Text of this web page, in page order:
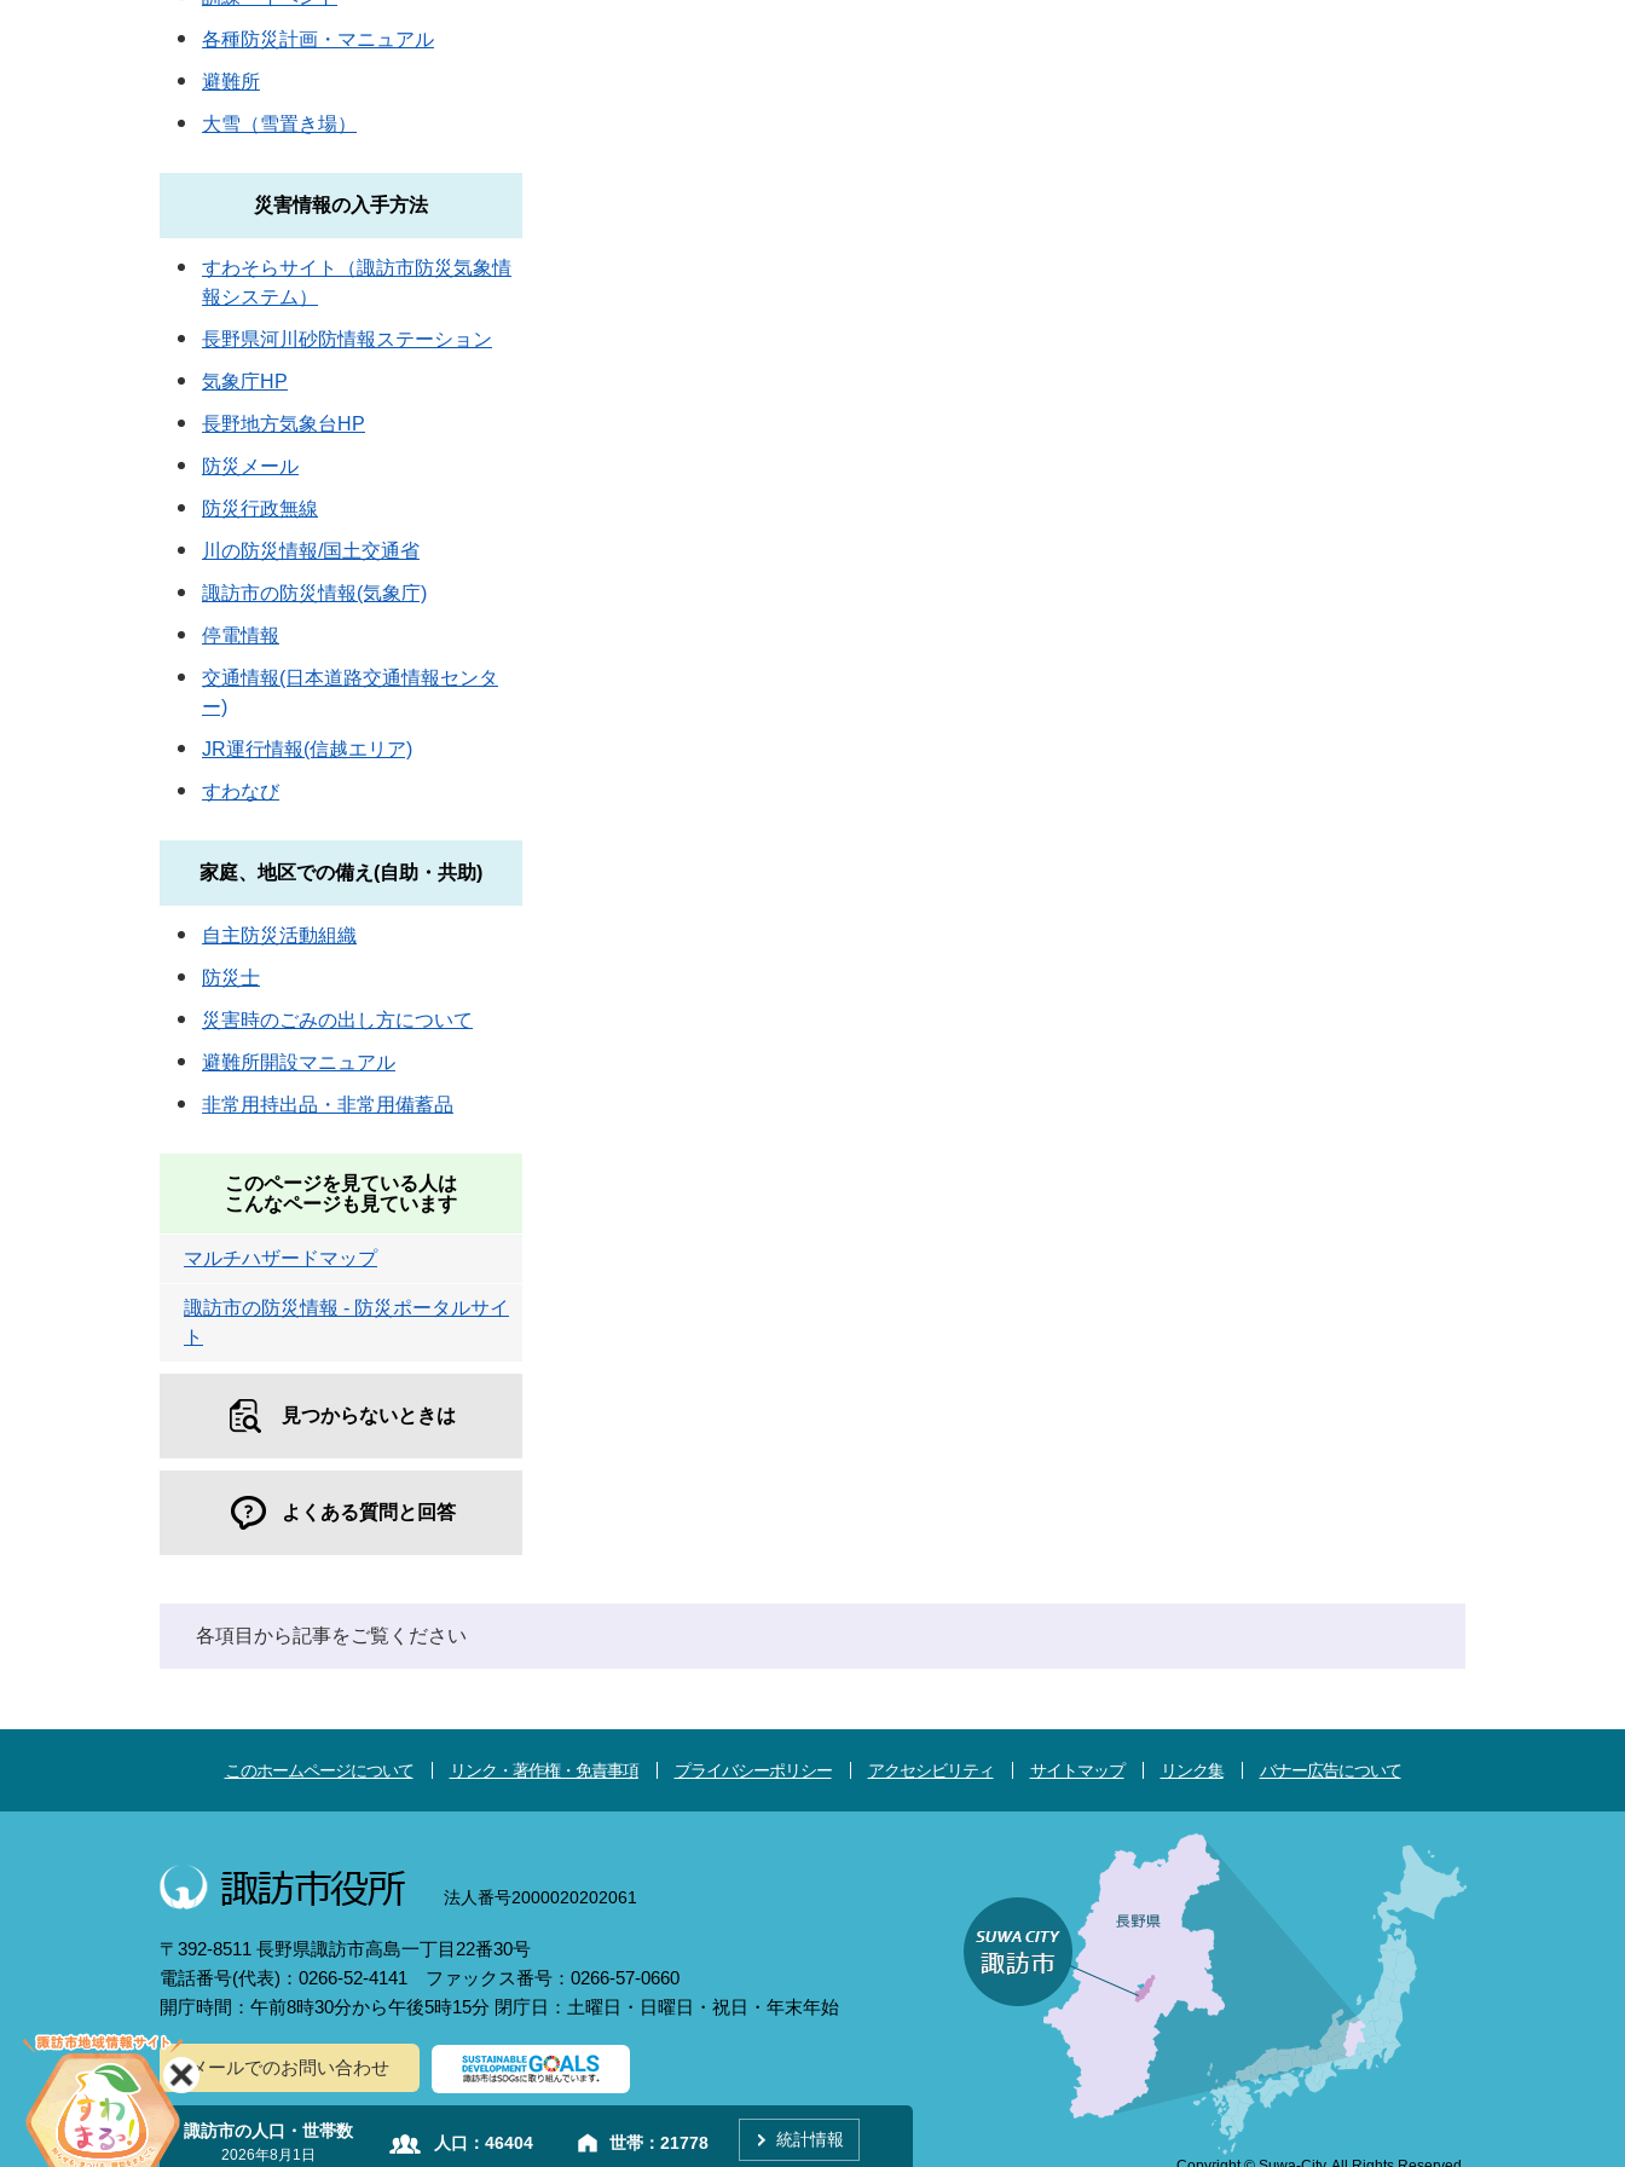
各種防災計画・マニュアル
避難所
大雪（雪置き場）
災害情報の入手方法
すわそらサイト（諏訪市防災気象情
報システム）
長野県河川砂防情報ステーション
気象庁HP
長野地方気象台HP
防災メール
防災行政無線
川の防災情報/国土交通省
諏訪市の防災情報(気象庁)
停電情報
交通情報(日本道路交通情報センタ
ー)
JR運行情報(信越エリア)
すわなび
家庭、地区での備え(自助・共助)
自主防災活動組織
防災士
災害時のごみの出し方について
避難所開設マニュアル
非常用持出品・非常用備蓄品
このページを見ている人は
こんなページも見ています
マルチハザードマップ
諏訪市の防災情報 - 防災ポータルサイ
ト
見つからないときは
よくある質問と回答
各項目から記事をご覧ください
このホームページについて リンク・著作権・免責事項 プライバシーポリシー アクセシビリティ サイトマップ リンク集 バナー広告について
法人番号2000020202061
〒392-8511 長野県諏訪市高島一丁目22番30号
電話番号(代表)：0266-52-4141 ファックス番号：0266-57-0660
開庁時間：午前8時30分から午後5時15分 閉庁日：土曜日・日曜日・祝日・年末年始
メールでのお問い合わせ
諏訪市の人口・世帯数
2026年8月1日
人口： 46404 世帯： 21778 統計情報